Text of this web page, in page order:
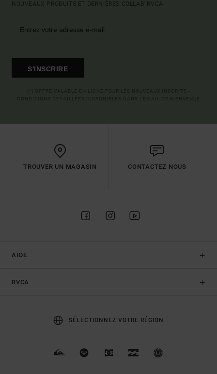
NOUVEAUX PRODUITS ET DERNIÈRES COLLAB' RVCA.
S'INSCRIRE
TROUVER UN MAGASIN CONTACTEZ NOUS
AIDE
RVCA
SÉLECTIONNEZ VOTRE RÉGION